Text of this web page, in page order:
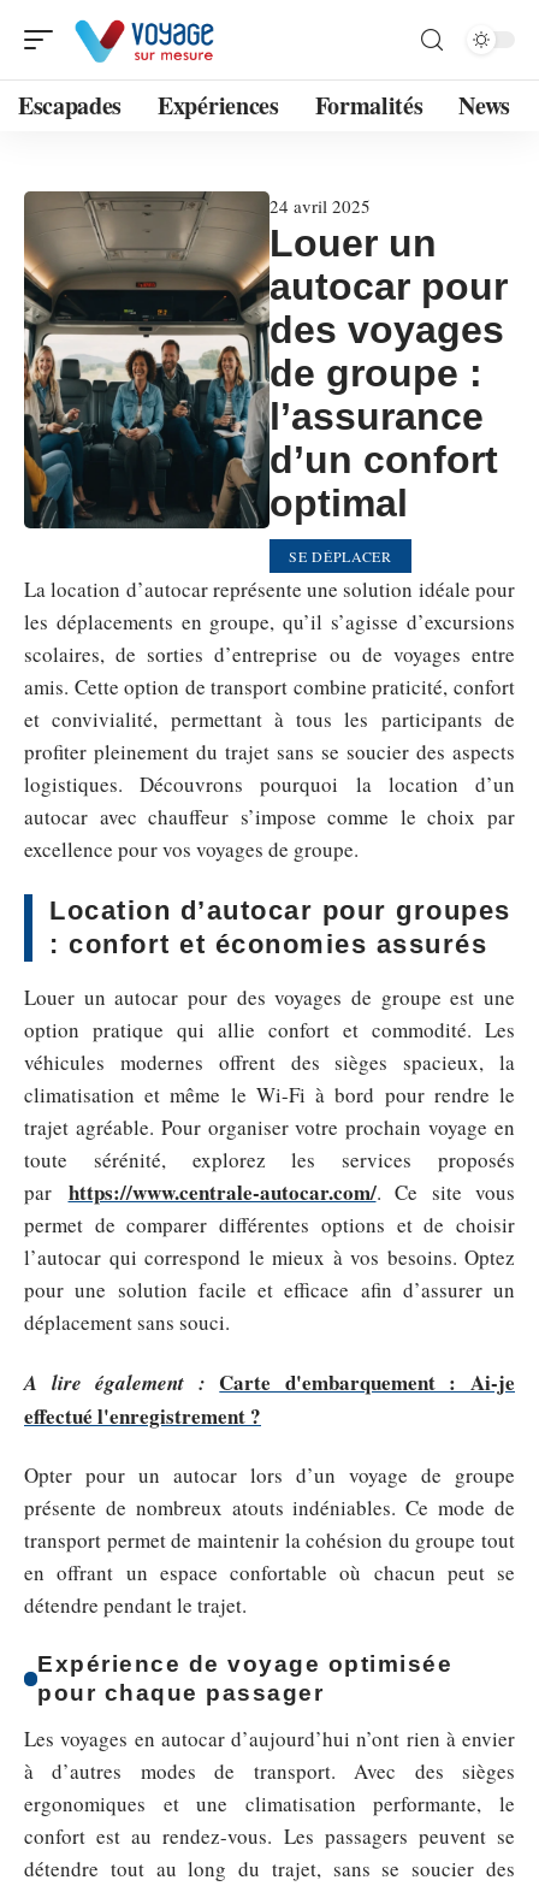
Escapades Expériences Formalités News
24 avril 2025
Louer un
autocar pour
des voyages
de groupe :
l’assurance
d’un confort
optimal
SE DÉPLACER
La location d’autocar représente une solution idéale pour
les déplacements en groupe, qu’il s’agisse d’excursions
scolaires, de sorties d’entreprise ou de voyages entre
amis. Cette option de transport combine praticité, confort
et convivialité, permettant à tous les participants de
profiter pleinement du trajet sans se soucier des aspects
logistiques. Découvrons pourquoi la location d’un
autocar avec chauffeur s’impose comme le choix par
excellence pour vos voyages de groupe.
Location d’autocar pour groupes
: confort et économies assurés
Louer un autocar pour des voyages de groupe est une
option pratique qui allie confort et commodité. Les
véhicules modernes offrent des sièges spacieux, la
climatisation et même le Wi-Fi à bord pour rendre le
trajet agréable. Pour organiser votre prochain voyage en
toute sérénité, explorez les services proposés
par https://www.centrale-autocar.com/. Ce site vous
permet de comparer différentes options et de choisir
l’autocar qui correspond le mieux à vos besoins. Optez
pour une solution facile et efficace afin d’assurer un
déplacement sans souci.
A lire également : Carte d'embarquement : Ai-je
effectué l'enregistrement ?
Opter pour un autocar lors d’un voyage de groupe
présente de nombreux atouts indéniables. Ce mode de
transport permet de maintenir la cohésion du groupe tout
en offrant un espace confortable où chacun peut se
détendre pendant le trajet.
Expérience de voyage optimisée
pour chaque passager
Les voyages en autocar d’aujourd’hui n’ont rien à envier
à d’autres modes de transport. Avec des sièges
ergonomiques et une climatisation performante, le
confort est au rendez-vous. Les passagers peuvent se
détendre tout au long du trajet, sans se soucier des